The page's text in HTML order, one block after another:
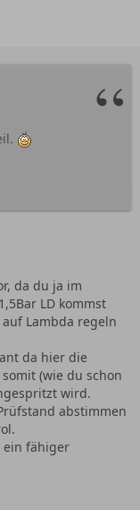
Digifant Fahrer...
nur einen
kann. Oder
bei 1,5 bar so
denn auch
STG erkennt
1,5 zu 1,8 bar.
zu groß, da
und er
Schritten
2 bar
da du ja im
LD kommst
Lambda regeln
da hier die
(wie du schon
wird.
abstimmen
ein fähiger